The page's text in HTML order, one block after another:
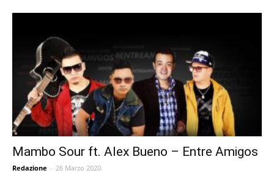
Mambo Sour ft. Alex Bueno – Entre Amigos
Redazione - 26 Marzo 2020